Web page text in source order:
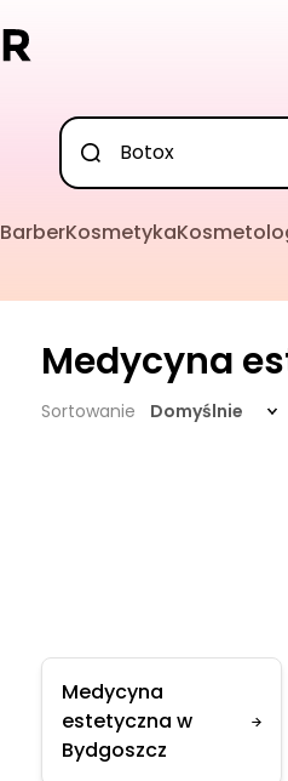
BarberKosmetyka
Medycyna
Sortowanie Domyślnie
Medycyna
estetyczna w
Bydgoszcz